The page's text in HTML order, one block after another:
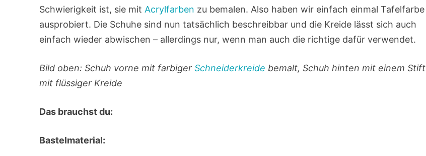
Schwierigkeit ist, sie mit Acrylfarben zu bemalen. Also haben wir einfach einmal Tafelfarbe
ausprobiert. Die Schuhe sind nun tatsächlich beschreibbar und die Kreide lässt sich auch
einfach wieder abwischen – allerdings nur, wenn man auch die richtige dafür verwendet.
Bild oben: Schuh vorne mit farbigerSchneiderkreide bemalt, Schuh hinten mit einem Stift
mit flüssiger Kreide
Das brauchst du:
Bastelmaterial: